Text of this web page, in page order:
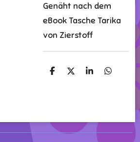
Genäht nach dem
eBook Tasche Tarika
von Zierstoff
T
T
T
T